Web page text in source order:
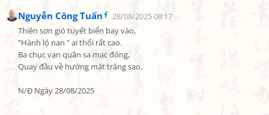
Nguyễn Công Tuấn
28/08/2025 08:17
Thiên sơn gió tuyết biển bay vào,
"Hành lộ nan " ai thổi rất cao.
Ba chục vạn quân sa mạc đóng,
Quay đầu về hướng mặt trăng sao.
N/Đ Ngày 28/08/2025